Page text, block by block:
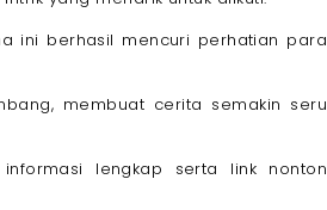
ini berhasil mencuri perhatian para
membuat cerita semakin seru
lengkap serta link nonton